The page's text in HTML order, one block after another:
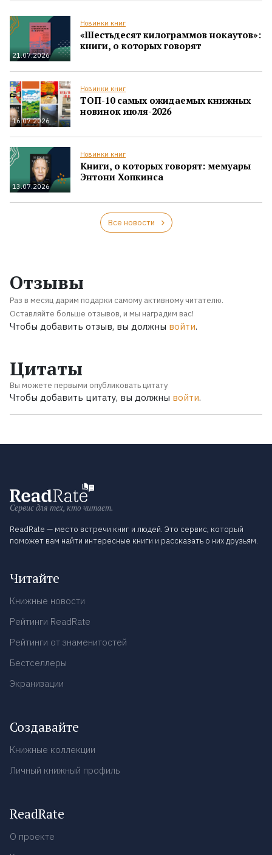
21.07.2026
Новинки книг
«Шестьдесят килограммов нокаутов»:
книги, о которых говорят
16.07.2026
Новинки книг
ТОП-10 самых ожидаемых книжных
новинок июля-2026
13.07.2026
Новинки книг
Книги, о которых говорят: мемуары
Энтони Хопкинса
Все новости
Отзывы
Раз в месяц дарим подарки самому активному читателю.
Оставляйте больше отзывов, и мы наградим вас!
Чтобы добавить отзыв, вы должны войти.
Цитаты
Вы можете первыми опубликовать цитату
Чтобы добавить цитату, вы должны войти.
Сервис для тех, кто читает.
ReadRate — место встречи книг и людей. Это сервис, который
поможет вам найти интересные книги и рассказать о них друзьям.
Читайте
Книжные новости
Рейтинги ReadRate
Рейтинги от знаменитостей
Бестселлеры
Экранизации
Создавайте
Книжные коллекции
Личный книжный профиль
ReadRate
О проекте